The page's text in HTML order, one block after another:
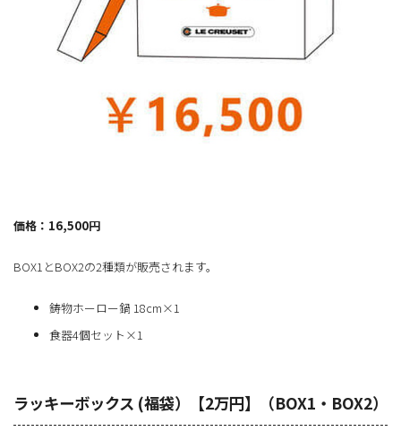
価格：16,500円
BOX1とBOX2の2種類が販売されます。
鋳物ホーロー鍋 18cm×1
食器4個セット×1
ラッキーボックス (福袋）【2万円】（BOX1・BOX2）